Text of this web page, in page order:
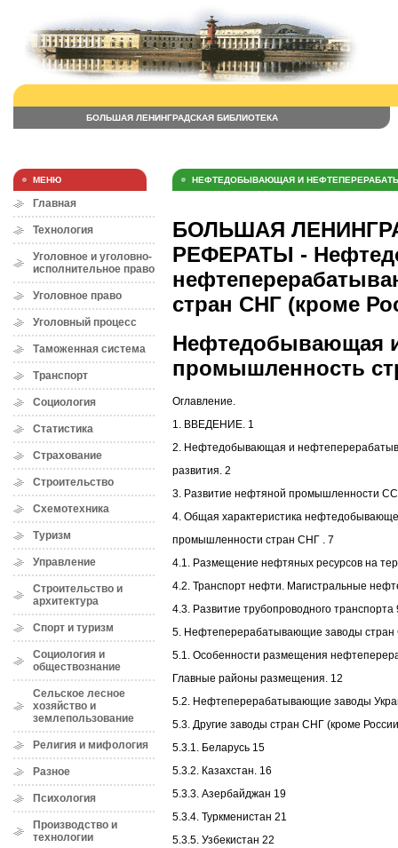
БОЛЬШАЯ ЛЕНИНГРАДСКАЯ БИБЛИОТЕКА
МЕНЮ
Главная
Технология
Уголовное и уголовно-
исполнительное право
Уголовное право
Уголовный процесс
Таможенная система
Транспорт
Социология
Статистика
Страхование
Строительство
Схемотехника
Туризм
Управление
Строительство и
архитектура
Спорт и туризм
Социология и
обществознание
Сельское лесное
хозяйство и
землепользование
Религия и мифология
Разное
Психология
Производство и
технологии
НЕФТЕДОБЫВАЮЩАЯ И
БОЛЬШАЯ
РЕФЕРАТЫ -
стран СНГ (кроме
Нефтедобывающая
промышленность
Оглавление.
1. ВВЕДЕНИЕ. 1
2. Нефтедобывающая и
развития. 2
3. Развитие нефтяной промышленности
4. Общая характеристика
промышленности стран СНГ . 7
4.1. Размещение нефтяных ресурсов на
4.2. Транспорт нефти. Магистральные
4.3. Развитие трубопроводного транспорта
5. Нефтеперерабатывающие заводы стран
5.1. Особенности размещения
Главные районы размещения. 12
5.2. Нефтеперерабатывающие заводы
5.3. Другие заводы стран СНГ (кроме
5.3.1. Беларусь 15
5.3.2. Казахстан. 16
5.3.3. Азербайджан 19
5.3.4. Туркменистан 21
5.3.5. Узбекистан 22